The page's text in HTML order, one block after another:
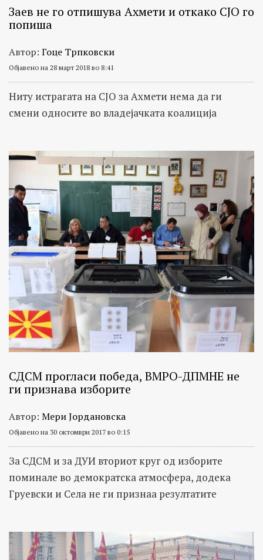
Заев не го отпишува Ахмети и откако СЈО го
попиша
Автор: Гоце Трпковски
Објавено на 28 март 2018 во 8:41
Ниту истрагата на СЈО за Ахмети нема да ги
смени односите во владејачката коалиција
СДСМ прогласи победа, ВМРО-ДПМНЕ не
ги признава изборите
Автор: Мери Јордановска
Објавено на 30 октомври 2017 во 0:15
За СДСМ и за ДУИ вториот круг од изборите
поминале во демократска атмосфера, додека
Груевски и Села не ги признаа резултатите